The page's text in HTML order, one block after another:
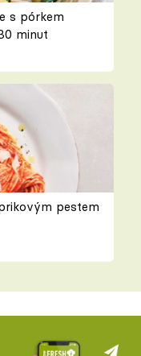
s pórkem
minut
pestem